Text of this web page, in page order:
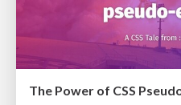
The Power of CSS